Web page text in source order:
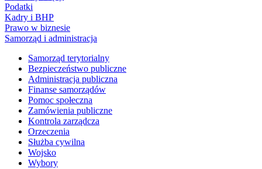
Podatki
Kadry i BHP
Prawo w biznesie
Samorząd i administracja
Samorząd terytorialny
Bezpieczeństwo publiczne
Administracja publiczna
Finanse samorządów
Pomoc społeczna
Zamówienia publiczne
Kontrola zarządcza
Orzeczenia
Służba cywilna
Wojsko
Wybory